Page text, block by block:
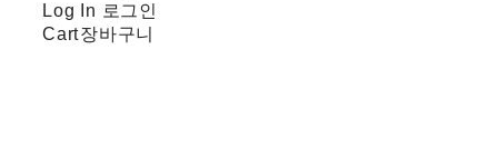
Log In 로그인
Cart장바구니